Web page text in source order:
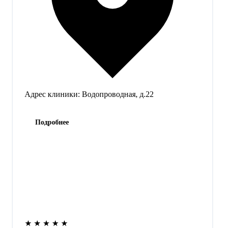
Адрес клиники: Водопроводная, д.22
Подробнее
★ ★ ★ ★ ★